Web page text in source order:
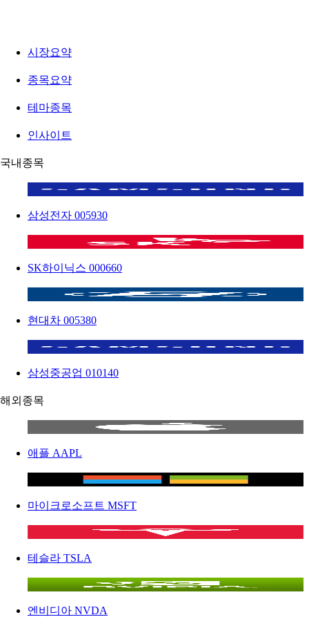
시장요약
종목요약
테마종목
인사이트
국내종목
삼성전자 005930
SK하이닉스 000660
현대차 005380
삼성중공업 010140
해외종목
애플 AAPL
마이크로소프트 MSFT
테슬라 TSLA
엔비디아 NVDA